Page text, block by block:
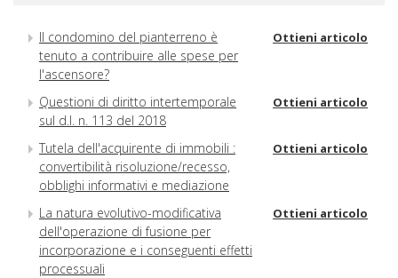
Il condomino del pianterreno è
tenuto a contribuire alle spese per
l'ascensore?
Ottieni articolo
Questioni di diritto intertemporale
sul d.l. n. 113 del 2018
Ottieni articolo
Tutela dell'acquirente di immobili :
convertibilità risoluzione/recesso,
obblighi informativi e mediazione
Ottieni articolo
La natura evolutivo-modificativa
dell'operazione di fusione per
incorporazione e i conseguenti effetti
processuali
Ottieni articolo